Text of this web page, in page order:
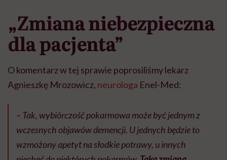
„Zmiana niebezpieczna
dla pacjenta”
O komentarz w tej sprawie poprosiliśmy lekarz
Agnieszkę Mrozowicz, neurologa Enel-Med:
– Tak, wybiórczość pokarmowa może być jednym z
wczesnych objawów demencji. U jednych będzie to
wzmożony apetyt na słodkie potrawy, u innych